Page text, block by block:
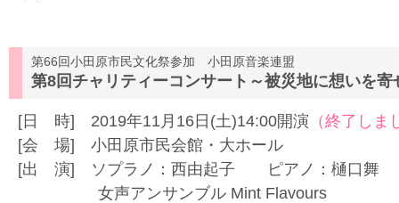
第66回小田原市民文化祭参加 小田原音楽連盟
第8回チャリティーコンサート～被災地に想いを寄
[日 時] 2019年11月16日(土)14:00開演 （終了しま
[会 場] 小田原市民会館・大ホール
[出 演] ソプラノ：西由起子 ピアノ：樋口舞
女声アンサンブル Mint Flavours